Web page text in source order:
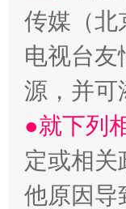
受贿1.44
传媒（北
电视台
源，并可
●就下列
定或相关
他原因导